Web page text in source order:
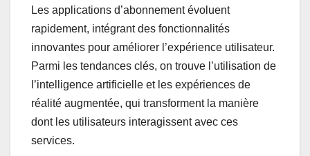
Les applications d’abonnement évoluent
rapidement, intégrant des fonctionnalités
innovantes pour améliorer l’expérience utilisateur.
Parmi les tendances clés, on trouve l’utilisation de
l’intelligence artificielle et les expériences de
réalité augmentée, qui transforment la manière
dont les utilisateurs interagissent avec ces
services.